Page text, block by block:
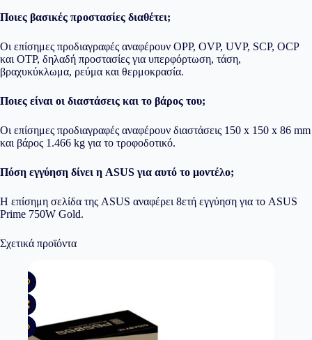
Ποιες βασικές προστασίες διαθέτει;
Οι επίσημες προδιαγραφές αναφέρουν OPP, OVP, UVP, SCP, OCP
και OTP, δηλαδή προστασίες για υπερφόρτωση, τάση,
βραχυκύκλωμα, ρεύμα και θερμοκρασία.
Ποιες είναι οι διαστάσεις και το βάρος του;
Οι επίσημες προδιαγραφές αναφέρουν διαστάσεις 150 x 150 x 86 mm
και βάρος 1.466 kg για το τροφοδοτικό.
Πόση εγγύηση δίνει η ASUS για αυτό το μοντέλο;
Η επίσημη σελίδα της ASUS αναφέρει 8ετή εγγύηση για το ASUS
Prime 750W Gold.
Σχετικά προϊόντα